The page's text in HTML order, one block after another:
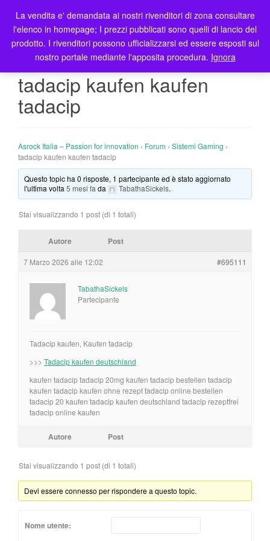
T
o
g
l
a
i
tadacip kaufen kaufen
tadacip
Asrock Italia – Passion for innovation › Forum › Sistemi Gaming ›
tadacip kaufen kaufen tadacip
Questo topic ha 0 risposte, 1 partecipante ed è stato aggiornato
l'ultima volta5 mesi fa da TabathaSickels.
Stai visualizzando 1 post (di 1 totali)
Autore Post
7 Marzo 2026 alle 12:02 #695111
TabathaSickels
Partecipante
Tadacip kaufen, Kaufen tadacip
>>> Tadacip kaufen deutschland
kaufen tadacip tadacip 20mg kaufen tadacip bestellen tadacip
kaufen tadacip kaufen ohne rezept tadacip online bestellen
tadacip 20 kaufen tadacip kaufen deutschland tadacip rezeptfrei
tadacip online kaufen
Autore Post
Stai visualizzando 1 post (di 1 totali)
Devi essere connesso per rispondere a questo topic.
Nome utente:
La vendita e' demandata ai nostri rivenditori di zona consultare
l'elenco in homepage; I prezzi pubblicati sono quelli di lancio del
prodotto. I rivenditori possono ufficializzarsi ed essere esposti sul
nostro portale mediante l'apposita procedura. Ignora